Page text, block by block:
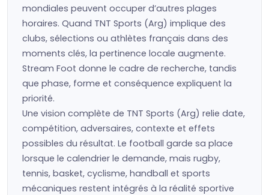
mondiales peuvent occuper d’autres plages
horaires. Quand TNT Sports (Arg) implique des
clubs, sélections ou athlètes français dans des
moments clés, la pertinence locale augmente.
Stream Foot donne le cadre de recherche, tandis
que phase, forme et conséquence expliquent la
priorité.
Une vision complète de TNT Sports (Arg) relie date,
compétition, adversaires, contexte et effets
possibles du résultat. Le football garde sa place
lorsque le calendrier le demande, mais rugby,
tennis, basket, cyclisme, handball et sports
mécaniques restent intégrés à la réalité sportive